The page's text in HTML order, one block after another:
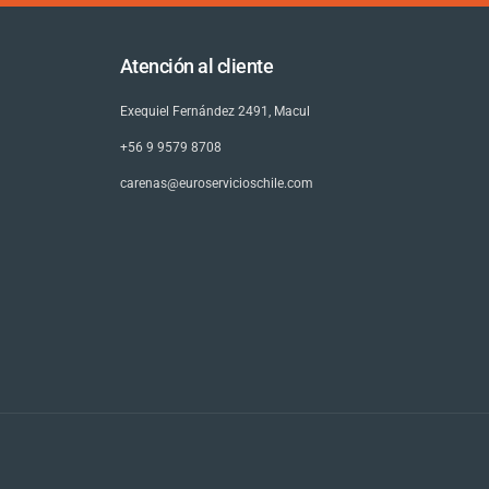
Atención al cliente
Exequiel Fernández 2491, Macul
+56 9 9579 8708
carenas@euroservicioschile.com